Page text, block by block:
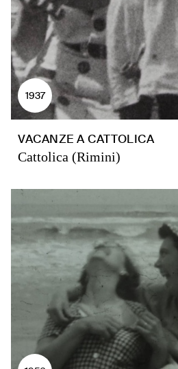
1937
VACANZE A CATTOLICA
Cattolica (Rimini)